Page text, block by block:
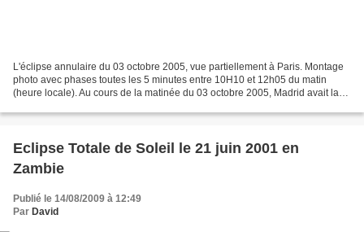
L'éclipse annulaire du 03 octobre 2005, vue partiellement à Paris. Montage
photo avec phases toutes les 5 minutes entre 10H10 et 12h05 du matin
(heure locale). Au cours de la matinée du 03 octobre 2005, Madrid avait la
Eclipse Totale de Soleil le 21 juin 2001 en
Zambie
Publié le 14/08/2009 à 12:49
Par David